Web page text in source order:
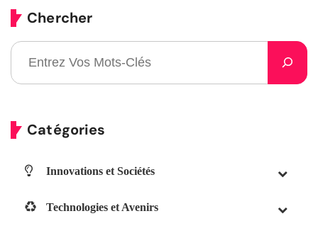
Chercher
Catégories
Innovations et Sociétés
Technologies et Avenirs